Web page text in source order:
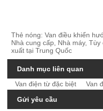
Thẻ nóng: Van điều khiển
Nhà cung cấp, Nhà máy,
xuất tại Trung Quốc
Danh mục liên quan
Van điện từ đặc biệt
Van
Gửi yêu cầu